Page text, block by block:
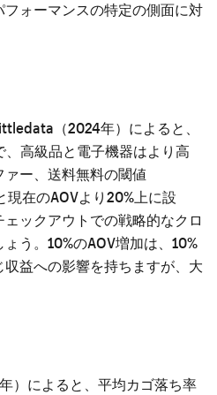
ォーマンスの特定の側面に対
（2024年）によると、
高級品と電子機器はより高
ァー、送料無料の閾値
現在のAOVより20%上に設
ックアウトでの戦略的なクロ
う。10%のAOV増加は、10%
益への影響を持ちますが、大
）によると、平均カゴ落ち率